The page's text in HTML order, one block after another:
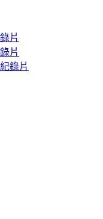
片
片
錄片